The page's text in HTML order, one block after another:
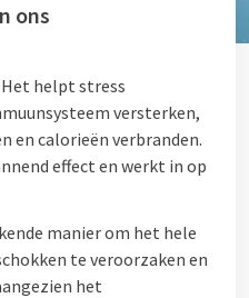
ons
helpt stress
versterken,
en calorieën verbranden.
effect en werkt in op
manier om het hele
te veroorzaken en
het